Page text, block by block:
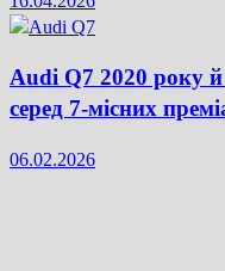
Audi Q7 2020 року й
серед 7-місних
06.02.2026